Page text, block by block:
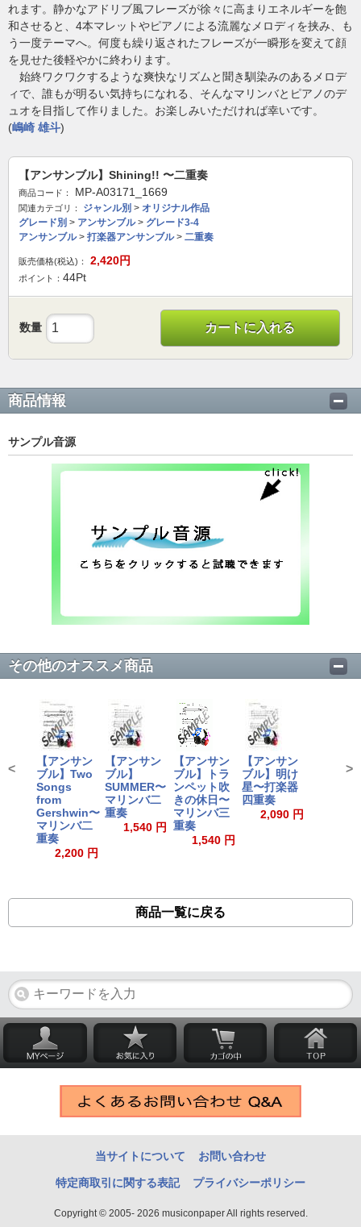
れます。静かなアドリブ風フレーズが徐々に高まりエネルギーを飽
和させると、4本マレットやピアノによる流麗なメロディを挟み、も
う一度テーマへ。何度も繰り返されたフレーズが一瞬形を変えて顔
を見せた後軽やかに終わります。
始終ワクワクするような爽快なリズムと聞き馴染みのあるメロデ
ィで、誰もが明るい気持ちになれる、そんなマリンバとピアノのデ
ュオを目指して作りました。お楽しみいただければ幸いです。
(嶋崎 雄斗)
【アンサンブル】Shining!! 〜二重奏
商品コード： MP-A03171_1669
関連カテゴリ： ジャンル別 > オリジナル作品
グレード別 > アンサンブル> グレード3-4
アンサンブル> 打楽器アンサンブル> 二重奏
販売価格(税込)： 2,420円
ポイント： 44Pt
数量 カートに入れる
商品情報
サンプル音源
その他のオススメ商品
【アンサン
ブル】Two
Songs
from
Gershwin〜
マリンバ二
重奏
2,200 円
【アンサン
ブル】
SUMMER〜
マリンバ二
重奏
1,540 円
【アンサン
ブル】トラ
ンペット吹
きの休日〜
マリンバ三
重奏
1,540 円
【アンサン
ブル】明け
星〜打楽器
四重奏
2,090 円
< >
商品一覧に戻る
当サイトについて お問い合わせ
特定商取引に関する表記 プライバシーポリシー
Copyright © 2005- 2026 musiconpaper All rights reserved.